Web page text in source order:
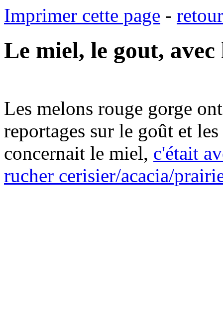
Imprimer cette page -
Le miel, le gout, avec
Les melons rouge gorge
reportages sur le goût et
concernait le miel, c'était
rucher cerisier/acacia/